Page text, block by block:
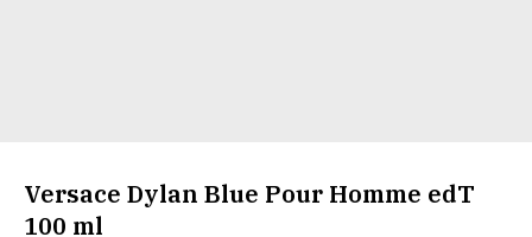
Versace Dylan Blue Pour Homme edT
100 ml